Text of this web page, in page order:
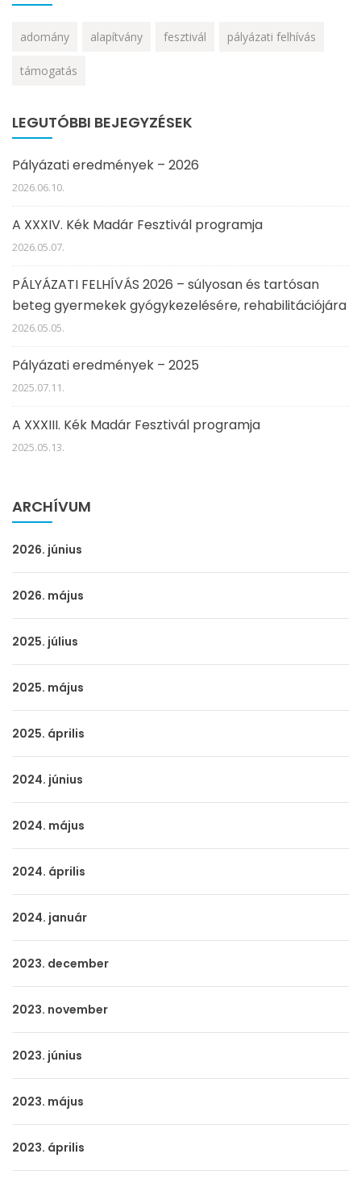
adomány alapítvány fesztivál pályázati felhívás
támogatás
LEGUTÓBBI BEJEGYZÉSEK
Pályázati eredmények – 2026
2026.06.10.
A XXXIV. Kék Madár Fesztivál programja
2026.05.07.
PÁLYÁZATI FELHÍVÁS 2026 – súlyosan és tartósan
beteg gyermekek gyógykezelésére, rehabilitációjára
2026.05.05.
Pályázati eredmények – 2025
2025.07.11.
A XXXIII. Kék Madár Fesztivál programja
2025.05.13.
ARCHÍVUM
2026. június
2026. május
2025. július
2025. május
2025. április
2024. június
2024. május
2024. április
2024. január
2023. december
2023. november
2023. június
2023. május
2023. április